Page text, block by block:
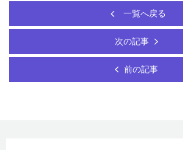
一覧へ戻る
次の記事
前の記事